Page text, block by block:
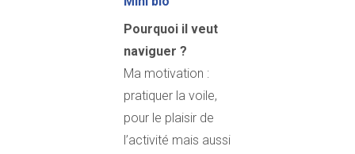
Pourquoi il veut
naviguer ?
Ma motivation :
pratiquer la voile,
pour le plaisir de
l’activité mais aussi